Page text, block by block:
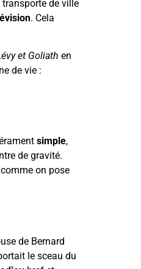
transporte de ville
. Cela
et Goliath en
de vie :
simple,
de gravité.
on pose
de Bernard
le sceau du